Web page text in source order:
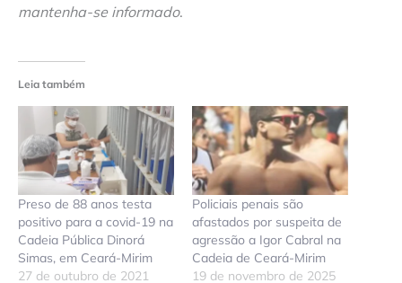
mantenha-se informado.
Leia também
Preso de 88 anos testa
positivo para a covid-19 na
Cadeia Pública Dinorá
Simas, em Ceará-Mirim
27 de outubro de 2021
Policiais penais são
afastados por suspeita de
agressão a Igor Cabral na
Cadeia de Ceará-Mirim
19 de novembro de 2025